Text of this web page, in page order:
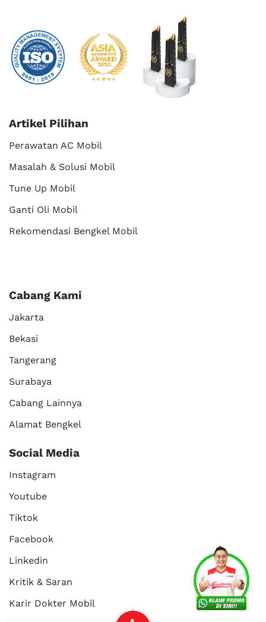
Services About Us
Kritik dan
Reservasi Career
Artikel Pilihan
Perawatan AC Mobil
Masalah & Solusi Mobil
Tune Up Mobil
Ganti Oli Mobil
Rekomendasi Bengkel Mobil
Cabang Kami
Jakarta
Bekasi
Tangerang
Surabaya
Cabang Lainnya
Alamat Bengkel
Social Media
Instagram
Youtube
Tiktok
Facebook
Linkedin
Kritik & Saran
Karir Dokter Mobil